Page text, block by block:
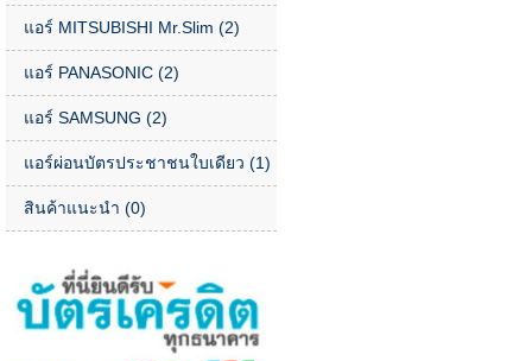
แอร์ MITSUBISHI Mr.Slim (2)
แอร์ PANASONIC (2)
แอร์ SAMSUNG (2)
แอร์ผ่อนบัตรประชาชนใบเดียว (1)
สินค้าแนะนำ (0)